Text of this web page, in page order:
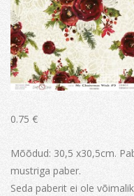
0.75 €
Mõõdud: 30,5 x30,5cm.
mustriga paber.
Seda paberit ei ole